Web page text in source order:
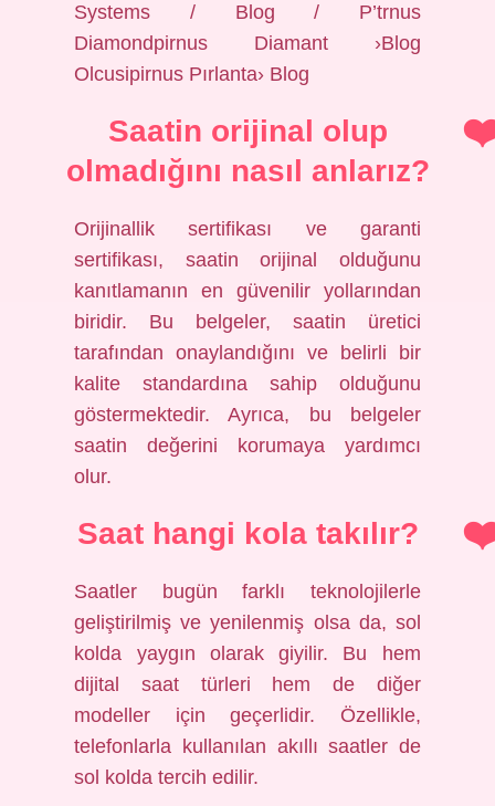
Systems / Blog / P’trnus
Diamondpirnus Diamant ›Blog
Olcusipirnus Pırlanta› Blog
Saatin orijinal olup
olmadığını nasıl anlarız?
Orijinallik sertifikası ve garanti
sertifikası, saatin orijinal olduğunu
kanıtlamanın en güvenilir yollarından
biridir. Bu belgeler, saatin üretici
tarafından onaylandığını ve belirli bir
kalite standardına sahip olduğunu
göstermektedir. Ayrıca, bu belgeler
saatin değerini korumaya yardımcı
olur.
Saat hangi kola takılır?
Saatler bugün farklı teknolojilerle
geliştirilmiş ve yenilenmiş olsa da, sol
kolda yaygın olarak giyilir. Bu hem
dijital saat türleri hem de diğer
modeller için geçerlidir. Özellikle,
telefonlarla kullanılan akıllı saatler de
sol kolda tercih edilir.